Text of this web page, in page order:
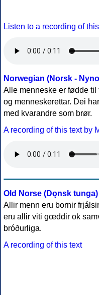
Listen to a recording of
Norwegian (Norsk -
Alle menneske er fødde
og menneskerettar. Dei
med kvarandre som brør.
A recording of this text by
Old Norse (Dǫnsk tunga)
Allir menn eru bornir
eru allir viti gœddir ok
bróðurliga.
A recording of this text